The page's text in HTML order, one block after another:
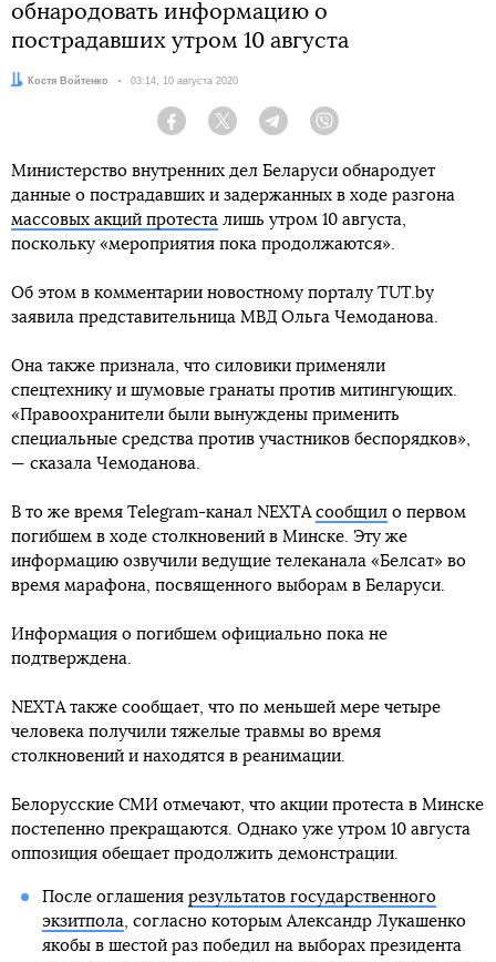
обнародовать информацию о
пострадавших утром 10 августа
Автор:Костя Войтенко Дата:
03:14, 10 августа 2020
Facebook Twitter Telegram
Министерство внутренних дел Беларуси обнародует
данные о пострадавших и задержанных в ходе разгона
массовых акций протеста лишь утром 10 августа,
поскольку «мероприятия пока продолжаются».
Об этом в комментарии новостному порталу TUT.by
заявила представительница МВД Ольга Чемоданова.
Она также признала, что силовики применяли
спецтехнику и шумовые гранаты против митингующих.
«Правоохранители были вынуждены применить
специальные средства против участников беспорядков»,
— сказала Чемоданова.
В то же время Telegram-канал NEXTA сообщил о первом
погибшем в ходе столкновений в Минске. Эту же
информацию озвучили ведущие телеканала «Белсат» во
время марафона, посвященного выборам в Беларуси.
Информация о погибшем официально пока не
подтверждена.
NEXTA также сообщает, что по меньшей мере четыре
человека получили тяжелые травмы во время
столкновений и находятся в реанимации.
Белорусские СМИ отмечают, что акции протеста в Минске
постепенно прекращаются. Однако уже утром 10 августа
оппозиция обещает продолжить демонстрации.
После оглашения результатов государственного
экзитпола, согласно которым Александр Лукашенко
якобы в шестой раз победил на выборах президента